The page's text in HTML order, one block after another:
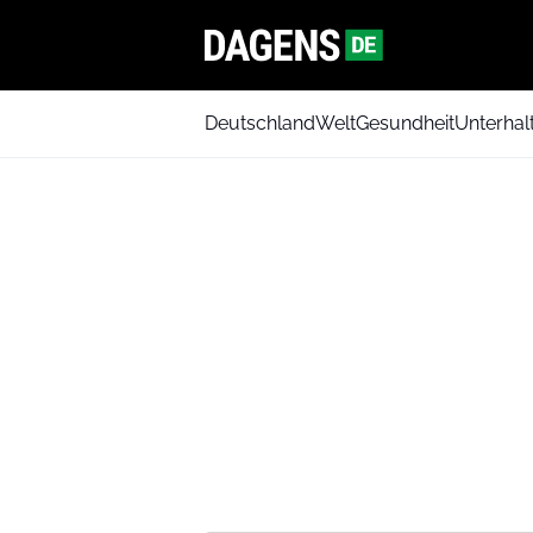
DeutschlandWeltGesundheit